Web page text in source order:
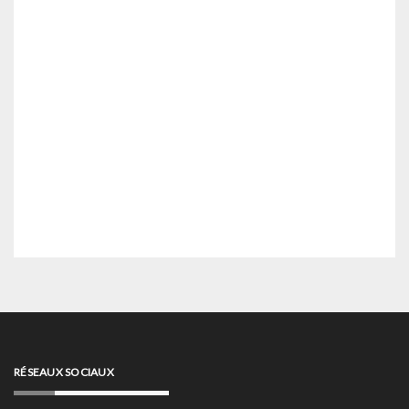
RÉSEAUX SOCIAUX